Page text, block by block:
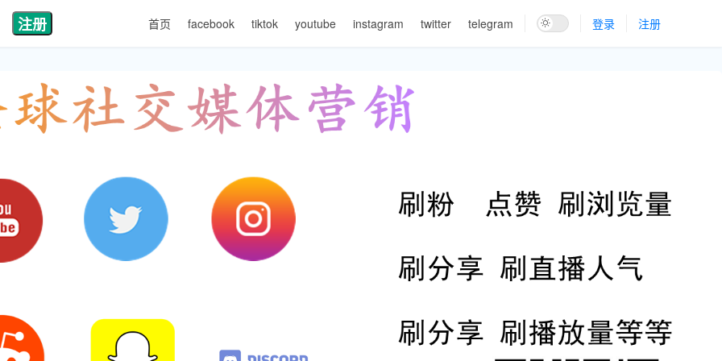
注册 首页 facebook tiktok youtube instagram twitter telegram 登录 注册